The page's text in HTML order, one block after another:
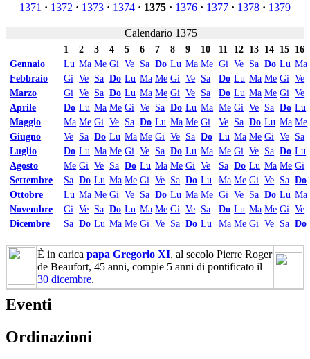
1371 · 1372 · 1373 · 1374 · 1375 · 1376 · 1377 · 1378 · 1379
Calendario 1375
1 2 3 4 5 6 7 8 9 10 11 12 13 14 15 16
Gennaio
Lu Ma Me Gi Ve Sa Do Lu Ma Me Gi Ve Sa Do Lu Ma
Febbraio
Gi Ve Sa Do Lu Ma Me Gi Ve Sa Do Lu Ma Me Gi Ve
Marzo
Gi Ve Sa Do Lu Ma Me Gi Ve Sa Do Lu Ma Me Gi Ve
Aprile
Do Lu Ma Me Gi Ve Sa Do Lu Ma Me Gi Ve Sa Do Lu
Maggio
Ma Me Gi Ve Sa Do Lu Ma Me Gi Ve Sa Do Lu Ma Me
Giugno
Ve Sa Do Lu Ma Me Gi Ve Sa Do Lu Ma Me Gi Ve Sa
Luglio
Do Lu Ma Me Gi Ve Sa Do Lu Ma Me Gi Ve Sa Do Lu
Agosto
Me Gi Ve Sa Do Lu Ma Me Gi Ve Sa Do Lu Ma Me Gi
Settembre
Sa Do Lu Ma Me Gi Ve Sa Do Lu Ma Me Gi Ve Sa Do
Ottobre
Lu Ma Me Gi Ve Sa Do Lu Ma Me Gi Ve Sa Do Lu Ma
Novembre
Gi Ve Sa Do Lu Ma Me Gi Ve Sa Do Lu Ma Me Gi Ve
Dicembre
Sa Do Lu Ma Me Gi Ve Sa Do Lu Ma Me Gi Ve Sa Do
È in carica papa Gregorio XI, al secolo Pierre Roger
de Beaufort, 45 anni, compie 5 anni di pontificato il
30 dicembre.
Eventi
Ordinazioni